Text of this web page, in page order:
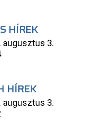
HÍREK
augusztus 3.
HÍREK
augusztus 3.